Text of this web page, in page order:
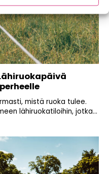
mistä ruoka tulee.
lähiruokatiloihin, jotka...